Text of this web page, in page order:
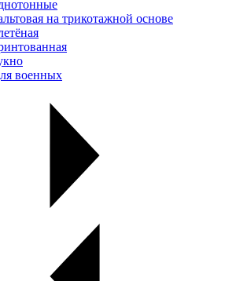
на трикотажной основе
военных